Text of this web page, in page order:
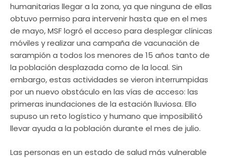
humanitarias llegar a la zona, ya que ninguna de ellas
obtuvo permiso para intervenir hasta que en el mes
de mayo, MSF logró el acceso para desplegar clínicas
móviles y realizar una campaña de vacunación de
sarampión a todos los menores de 15 años tanto de
la población desplazada como de la local. Sin
embargo, estas actividades se vieron interrumpidas
por un nuevo obstáculo en las vías de acceso: las
primeras inundaciones de la estación lluviosa. Ello
supuso un reto logístico y humano que imposibilitó
llevar ayuda a la población durante el mes de julio.
Las personas en un estado de salud más vulnerable